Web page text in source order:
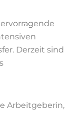
Derzeit sind
Arbeitgeberin,